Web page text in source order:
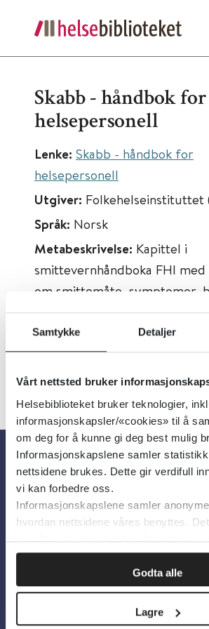
Samtykke Detaljer
Vårt nettsted bruker
Helsebiblioteket bruker teknologier,
informasjonskapsler/«cookies» til å
om deg for å kunne gi deg best mulig
Informasjonskapslene samler
nettsidene brukes. Dette gir verdifull
vi kan forbedre oss.
Informasjonskapslene samler
hvordan nettsidene våres benyttes.
innsikt som gjør at vi kan forbedre oss.
Godta alle
Lagre
Skabb - håndbok for
helsepersonell
Lenke: Skabb - håndbok for
helsepersonell
Utgiver: Folkehelseinstituttet
Språk: Norsk
Metabeskrivelse: Kapittel i
smittevernhåndboka FHI
om smittemåte, symptomer,
ved skabb.
Om oss
Om Helsebiblioteket
Personvern og
Tilgjengelighetserklæring
Information in English
Bilder fra Colourbox.com